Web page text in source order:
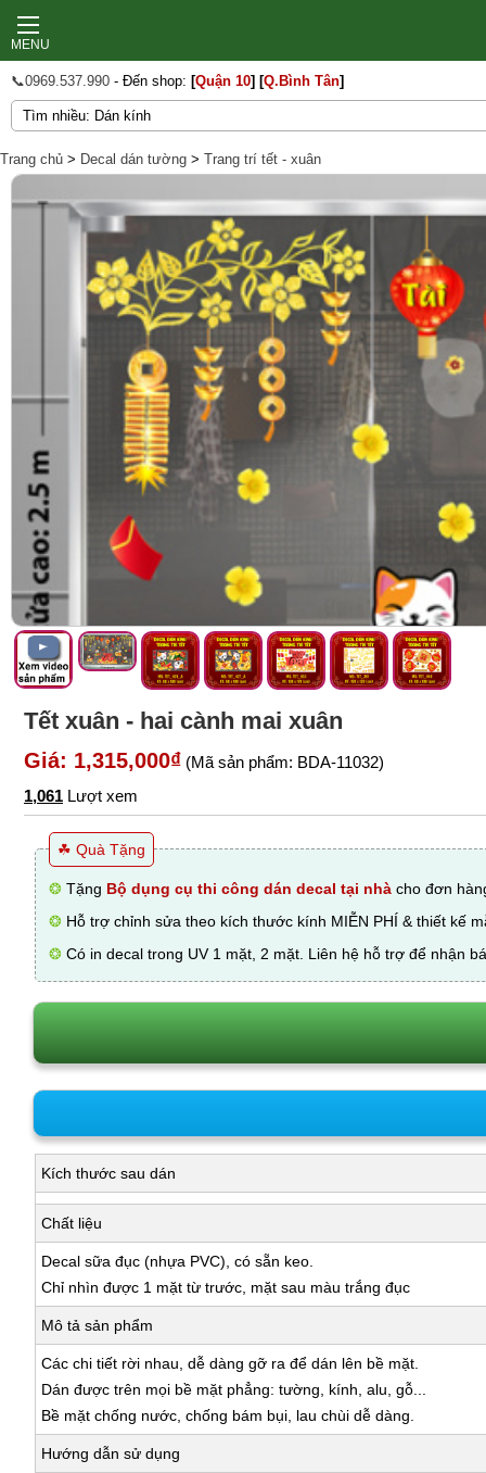
MENU
📞0969.537.990 - Đến shop: [Quận 10] [Q.Bình Tân]
Trang chủ > Decal dán tường > Trang trí tết - xuân
Tết xuân - hai cành mai xuân
Giá: 1,315,000₫ (Mã sản phẩm: BDA-11032)
1,061 Lượt xem
☘ Quà Tặng
❂ Tặng Bộ dụng cụ thi công dán decal tại nhà cho đơn
❂ Hỗ trợ chỉnh sửa theo kích thước kính MIỄN PHÍ & thiết kế
❂ Có in decal trong UV 1 mặt, 2 mặt. Liên hệ hỗ trợ để nhận
Kích thước sau dán
Chất liệu
Decal sữa đục (nhựa PVC), có sẵn keo.
Chỉ nhìn được 1 mặt từ trước, mặt sau màu trắng đục
Mô tả sản phẩm
Các chi tiết rời nhau, dễ dàng gỡ ra để dán lên bề mặt.
Dán được trên mọi bề mặt phẳng: tường, kính, alu, gỗ...
Bề mặt chống nước, chống bám bụi, lau chùi dễ dàng.
Hướng dẫn sử dụng